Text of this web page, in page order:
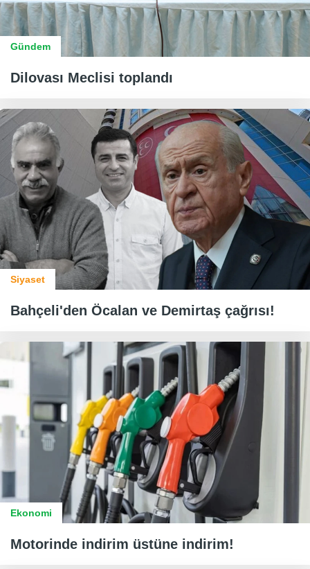
Gündem
Dilovası Meclisi toplandı
Siyaset
Bahçeli'den Öcalan ve Demirtaş çağrısı!
Ekonomi
Motorinde indirim üstüne indirim!